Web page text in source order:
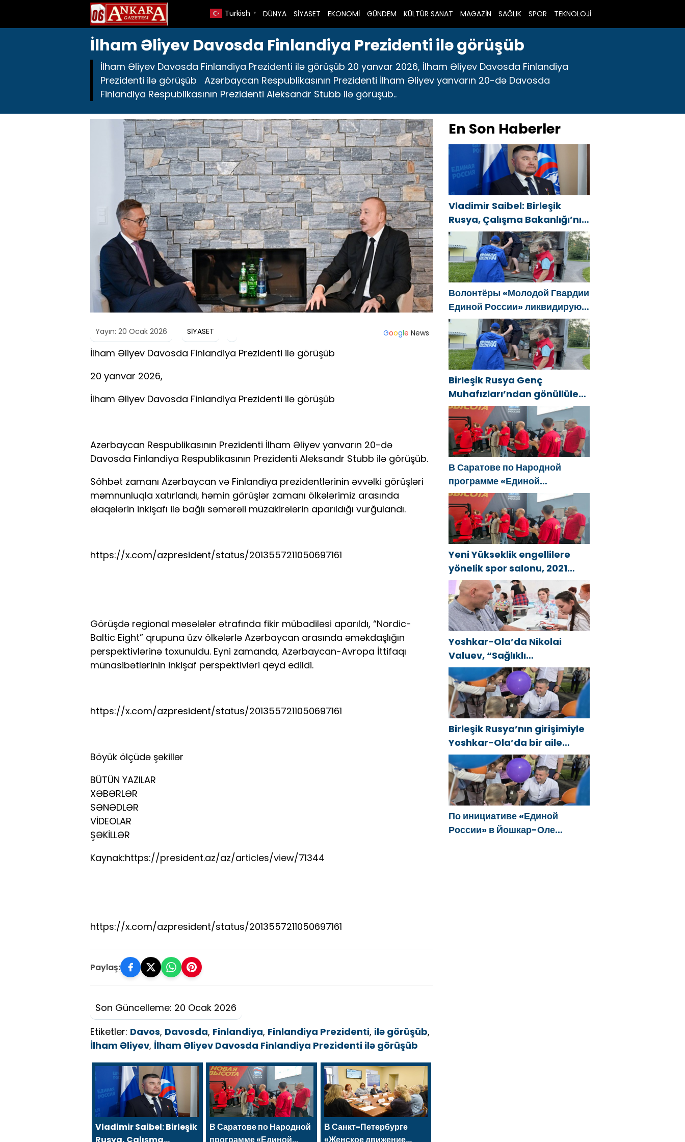
DÜNYA SİYASET EKONOMİ GÜNDEM KÜLTÜR SANAT MAGAZİN SAĞLIK SPOR TEKNOLOJİ
Turkish ▼
İlham Əliyev Davosda Finlandiya Prezidenti ilə görüşüb
İlham Əliyev Davosda Finlandiya Prezidenti ilə görüşüb 20 yanvar 2026, İlham Əliyev Davosda Finlandiya
Prezidenti ilə görüşüb Azərbaycan Respublikasının Prezidenti İlham Əliyev yanvarın 20-də Davosda
Finlandiya Respublikasının Prezidenti Aleksandr Stubb ilə görüşüb..
Yayın: 20 Ocak 2026 SİYASET Google News
İlham Əliyev Davosda Finlandiya Prezidenti ilə görüşüb
20 yanvar 2026,
İlham Əliyev Davosda Finlandiya Prezidenti ilə görüşüb
Azərbaycan Respublikasının Prezidenti İlham Əliyev yanvarın 20-də
Davosda Finlandiya Respublikasının Prezidenti Aleksandr Stubb ilə görüşüb.
Söhbət zamanı Azərbaycan və Finlandiya prezidentlərinin əvvəlki görüşləri
məmnunluqla xatırlandı, həmin görüşlər zamanı ölkələrimiz arasında
əlaqələrin inkişafı ilə bağlı səmərəli müzakirələrin aparıldığı vurğulandı.
https://x.com/azpresident/status/2013557211050697161
Görüşdə regional məsələlər ətrafında fikir mübadiləsi aparıldı, “Nordic-
Baltic Eight” qrupuna üzv ölkələrlə Azərbaycan arasında əməkdaşlığın
perspektivlərinə toxunuldu. Eyni zamanda, Azərbaycan-Avropa İttifaqı
münasibətlərinin inkişaf perspektivləri qeyd edildi.
https://x.com/azpresident/status/2013557211050697161
Böyük ölçüdə şəkillər
BÜTÜN YAZILAR
XƏBƏRLƏR
SƏNƏDLƏR
VİDEOLAR
ŞƏKİLLƏR
Kaynak:https://president.az/az/articles/view/71344
https://x.com/azpresident/status/2013557211050697161
Paylaş:
Son Güncelleme: 20 Ocak 2026
Etiketler: Davos, Davosda, Finlandiya, Finlandiya Prezidenti, ilə görüşüb,
İlham Əliyev, İlham Əliyev Davosda Finlandiya Prezidenti ilə görüşüb
Vladimir Saibel: Birleşik
В Саратове по Народной
В Санкт-Петербурге
En Son Haberler
Vladimir Saibel: Birleşik
Rusya, Çalışma Bakanlığı’nın
eski SVO katılımcılarının
sosyal sözleşme edinme
sürecini basitleştirme
kararını destekliyor
Волонтёры «Молодой Гвардии
Единой России» ликвидируют
последствия паводков на
Урале и Дальнем Востоке
Birleşik Rusya Genç
Muhafızları’ndan gönüllüler,
Ural ve Uzak Doğu’daki
sellerin sonuçlarını ortadan
kaldırmaya yardımcı oluyor
В Саратове по Народной
программе «Единой
России»-2021 открылся
адаптивный спортзал «Новая
высота»
Yeni Yükseklik engellilere
yönelik spor salonu, 2021
Birleşik Rusya Halk Programı
kapsamında Saratov’da
açıldı
Yoshkar-Ola’da Nikolai
Valuev, “Sağlıklı
Cumhuriyet” projesiyle
tanıştı
Birleşik Rusya’nın girişimiyle
Yoshkar-Ola’da bir aile
festivali düzenlendi
По инициативе «Единой
России» в Йошкар-Оле